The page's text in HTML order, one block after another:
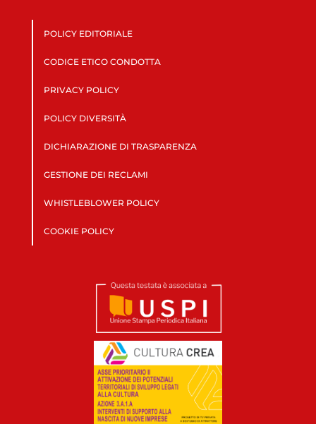
POLICY EDITORIALE
CODICE ETICO CONDOTTA
PRIVACY POLICY
POLICY DIVERSITÀ
DICHIARAZIONE DI TRASPARENZA
GESTIONE DEI RECLAMI
WHISTLEBLOWER POLICY
COOKIE POLICY